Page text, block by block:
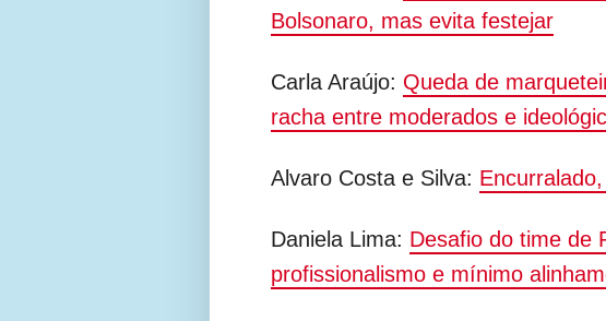
Bolsonaro, mas evita festejar
Carla Araújo: Queda de
racha entre moderados e
Alvaro Costa e Silva:
Daniela Lima: Desafio do time de
profissionalismo e mínimo